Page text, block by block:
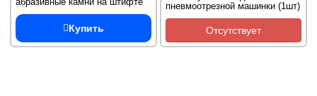
Купить
пневмоотрезной машинки (1шт)
Отсутствует